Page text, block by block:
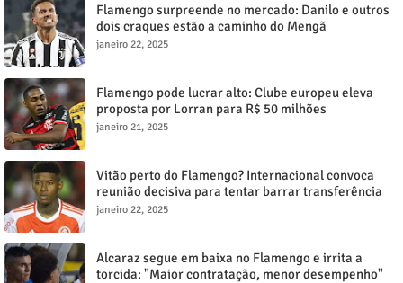
Flamengo surpreende no mercado: Danilo e outros
dois craques estão a caminho do Mengã
janeiro 22, 2025
Flamengo pode lucrar alto: Clube europeu eleva
proposta por Lorran para R$ 50 milhões
janeiro 21, 2025
Vitão perto do Flamengo? Internacional convoca
reunião decisiva para tentar barrar transferência
milionária
janeiro 22, 2025
Alcaraz segue em baixa no Flamengo e irrita a
torcida: "Maior contratação, menor desempenho"